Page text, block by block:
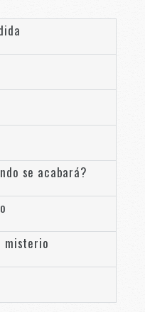
se acabará?
misterio